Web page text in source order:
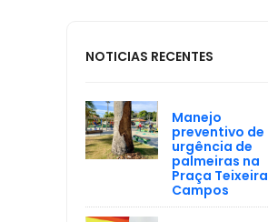
NOTICIAS RECENTES
Manejo
preventivo de
urgência de
palmeiras na
Praça Teixeira
Campos